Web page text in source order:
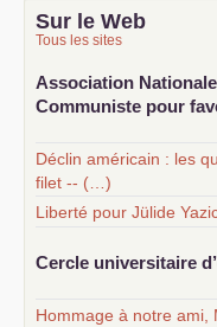
Sur le Web
Tous les sites
Association
Communiste pour
Déclin américain : les
filet -- (…)
Liberté pour Jülide
Cercle universitaire
Hommage à notre ami,